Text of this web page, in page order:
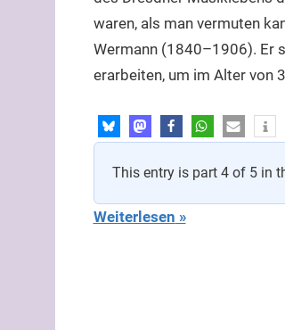
waren, als man vermuten
Wermann (1840–1906). Er
erarbeiten, um im Alter von
This entry is part 4 of 5 in
Weiterlesen